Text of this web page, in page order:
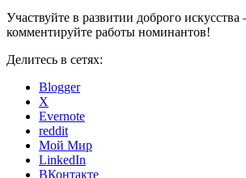
Участвуйте в развитии доброго
комментируйте работы номинантов!
Делитесь в сетях:
Blogger
X
Evernote
reddit
Мой Мир
LinkedIn
ВКонтакте